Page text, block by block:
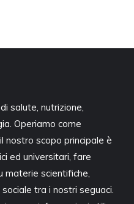
salute, nutrizione,
Operiamo come
nostro scopo principale è
ed universitari, fare
materie scientifiche,
tra i nostri seguaci.